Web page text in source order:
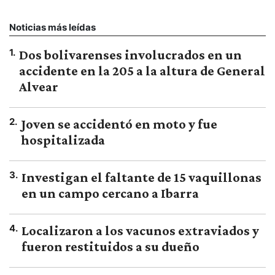
Noticias más leídas
1. Dos bolivarenses involucrados en un
accidente en la 205 a la altura de General
Alvear
2. Joven se accidentó en moto y fue
hospitalizada
3. Investigan el faltante de 15 vaquillonas
en un campo cercano a Ibarra
4. Localizaron a los vacunos extraviados y
fueron restituidos a su dueño